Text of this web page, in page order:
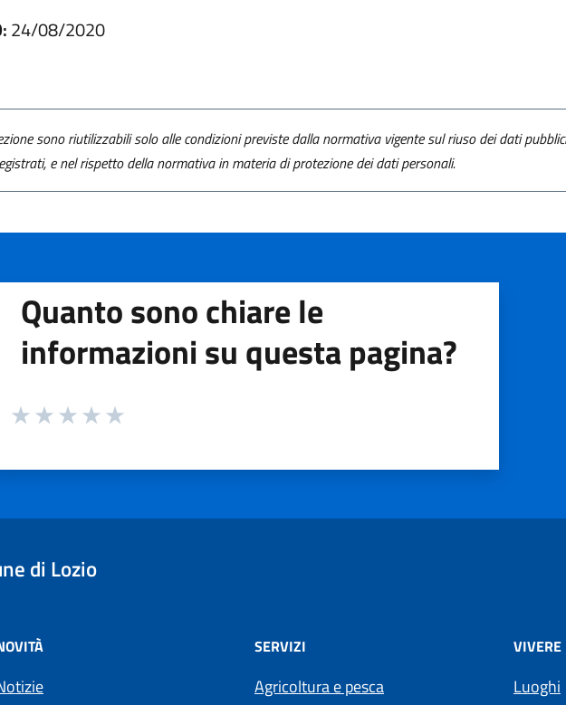
24/08/2020
sono riutilizzabili solo alle condizioni previste dalla normativa vigente sul riuso dei dati
e nel rispetto della normativa in materia di protezione dei dati personali.
Quanto sono chiare le
informazioni su questa pagina?
Valuta da 1 a 5 stelle la pagina
di Lozio
SERVIZI
Agricoltura e pesca
VIVERE
Luoghi